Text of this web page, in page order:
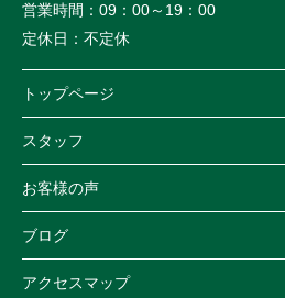
営業時間： 09：00～19：00
定休日： 不定休
トップページ
スタッフ
お客様の声
ブログ
アクセスマップ